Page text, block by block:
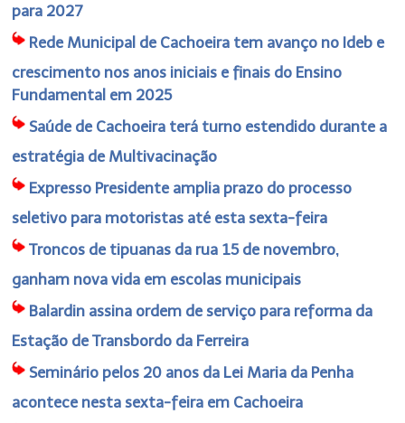
para 2027
Rede Municipal de Cachoeira tem avanço no Ideb e
crescimento nos anos iniciais e finais do Ensino
Fundamental em 2025
Saúde de Cachoeira terá turno estendido durante a
estratégia de Multivacinação
Expresso Presidente amplia prazo do processo
seletivo para motoristas até esta sexta-feira
Troncos de tipuanas da rua 15 de novembro,
ganham nova vida em escolas municipais
Balardin assina ordem de serviço para reforma da
Estação de Transbordo da Ferreira
Seminário pelos 20 anos da Lei Maria da Penha
acontece nesta sexta-feira em Cachoeira